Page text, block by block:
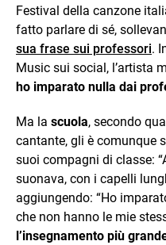
Festival della canzone
fatto parlare di sé,
sua frase sui professori.
Music sui social, l’artista
ho imparato nulla dai
Ma la scuola, secondo
cantante, gli è comunque
suoi compagni di classe:
suonava, con i capelli
aggiungendo: “Ho
che non hanno le mie
l’insegnamento più